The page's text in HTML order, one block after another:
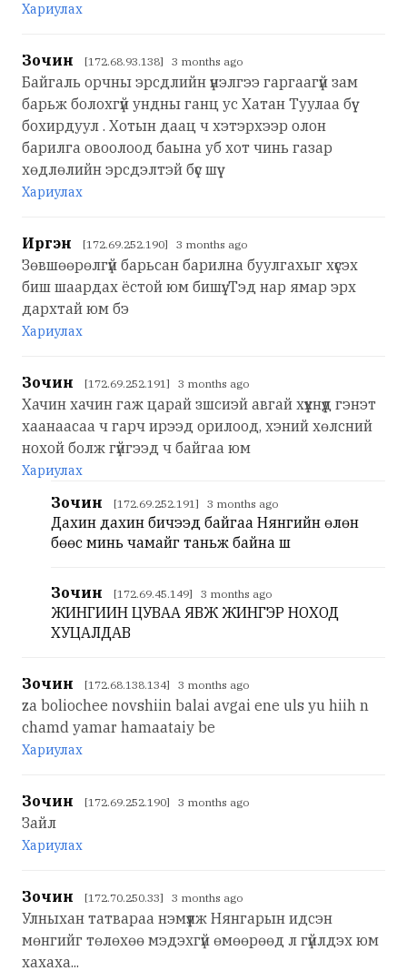
Хариулах
Зочин [172.68.93.138] 3 months ago
Байгаль орчны эрсдлийн үнэлгээ гаргаагүй зам
барьж болохгүй ундны ганц ус Хатан Туулаа бүү
бохирдуул . Хотын даац ч хэтэрхээр олон
барилга овоолоод баына уб хот чинь газар
хөдлөлийн эрсдэлтэй бүс шүү
Хариулах
Иргэн [172.69.252.190] 3 months ago
Зөвшөөрөлгүй барьсан барилна буулгахыг хүсэх
биш шаардах ёстой юм бишүү. Тэд нар ямар эрх
дархтай юм бэ
Хариулах
Зочин [172.69.252.191] 3 months ago
Хачин хачин гаж царай зшсиэй авгай хүүхнүүд гэнэт
хаанаасаа ч гарч ирээд орилоод, хэний хөлсний
нохой болж гүйгээд ч байгаа юм
Хариулах
Зочин [172.69.252.191] 3 months ago
Дахин дахин бичээд байгаа Нянгийн өлөн
бөөс минь чамайг таньж байна шүү
Зочин [172.69.45.149] 3 months ago
ЖИНГИИН ЦУВАА ЯВЖ ЖИНГЭР НОХОД
ХУЦАЛДАВ
Зочин [172.68.138.134] 3 months ago
za boliochee novshiin balai avgai ene uls yu hiih n
chamd yamar hamaataiy be
Хариулах
Зочин [172.69.252.190] 3 months ago
Зайл
Хариулах
Зочин [172.70.250.33] 3 months ago
Улныхан татвараа нэмүүлж Нянгарын идсэн
мөнгийг төлөхөө мэдэхгүй өмөөрөөд л гүйлдэх юм
хахаха...